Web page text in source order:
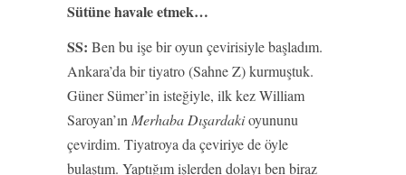
Sütüne havale etmek…
SS: Ben bu işe bir oyun çevirisiyle başladım.
Ankara’da bir tiyatro (Sahne Z) kurmuştuk.
Güner Sümer’in isteğiyle, ilk kez William
Saroyan’ınMerhaba Dışardakioyununu
çevirdim. Tiyatroya da çeviriye de öyle
bulaştım. Yaptığım işlerden dolayı ben biraz